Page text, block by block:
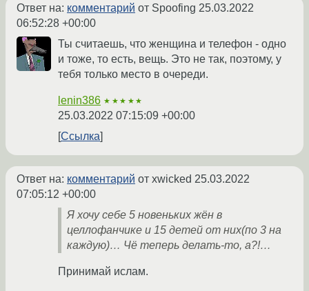
Ответ на: комментарий от Spoofing 25.03.2022
06:52:28 +00:00
Ты считаешь, что женщина и телефон - одно
и тоже, то есть, вещь. Это не так, поэтому, у
тебя только место в очереди.
lenin386 ★★★★★
25.03.2022 07:15:09 +00:00
Ссылка
Ответ на: комментарий от xwicked 25.03.2022
07:05:12 +00:00
Я хочу себе 5 новеньких жён в
целлофанчике и 15 детей от них(по 3 на
каждую)… Чё теперь делать-то, а?!…
Принимай ислам.